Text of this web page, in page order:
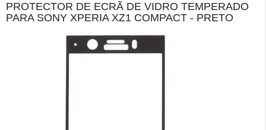
PROTECTOR DE ECRÃ DE VIDRO TEMPERADO
PARA SONY XPERIA XZ1 COMPACT - PRETO